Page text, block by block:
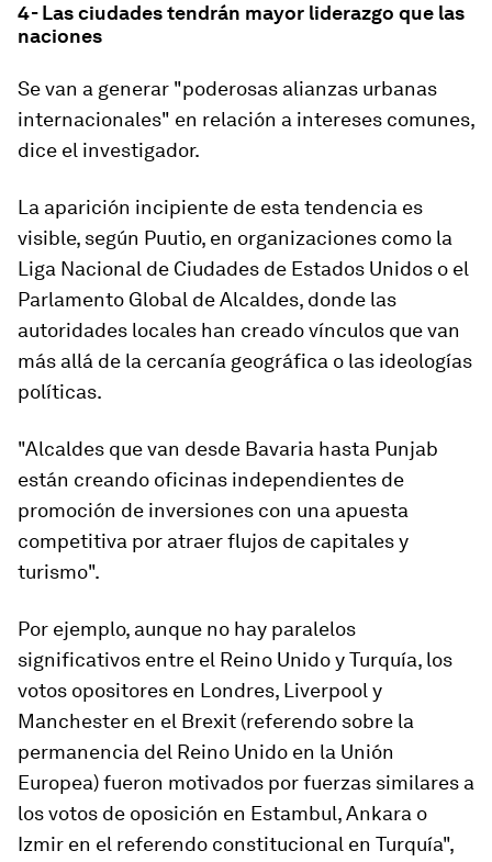
4- Las ciudades tendrán mayor liderazgo que las
naciones
Se van a generar "poderosas alianzas urbanas
internacionales" en relación a intereses comunes,
dice el investigador.
La aparición incipiente de esta tendencia es
visible, según Puutio, en organizaciones como la
Liga Nacional de Ciudades de Estados Unidos o el
Parlamento Global de Alcaldes, donde las
autoridades locales han creado vínculos que van
más allá de la cercanía geográfica o las ideologías
políticas.
"Alcaldes que van desde Bavaria hasta Punjab
están creando oficinas independientes de
promoción de inversiones con una apuesta
competitiva por atraerflujos de capitales y
turismo".
Por ejemplo, aunque no hay paralelos
significativos entre el Reino Unido y Turquía, los
votos opositores en Londres, Liverpool y
Manchester en el Brexit (referendo sobre la
permanencia del Reino Unido en la Unión
Europea) fueron motivados por fuerzas similares a
los votos de oposición en Estambul, Ankara o
Izmir en el referendo constitucional en Turquía",